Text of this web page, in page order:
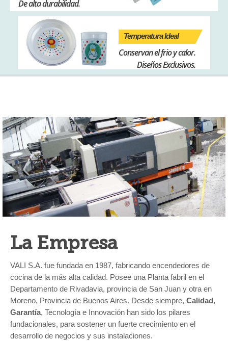
De alta durabilidad.
Temperatura Ideal
Conservan el frio y calor.
Diseños Exclusivos.
La Empresa
VALI S.A. fue fundada en 1987, fabricando encendedores de
cocina de la más alta calidad. Posee una Planta fabril en el
Departamento de Rivadavia, provincia de San Juan y otra en
Moreno, Provincia de Buenos Aires. Desde siempre, Calidad,
Garantía, Tecnología e Innovación han sido los pilares
fundacionales, para sostener un fuerte crecimiento en el
desarrollo de negocios y sus instalaciones.